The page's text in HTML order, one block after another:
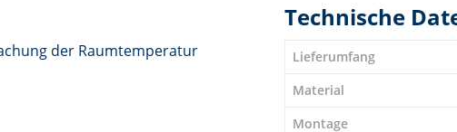
der Raumtemperatur
Technische
Lieferumfang
Material
Montage